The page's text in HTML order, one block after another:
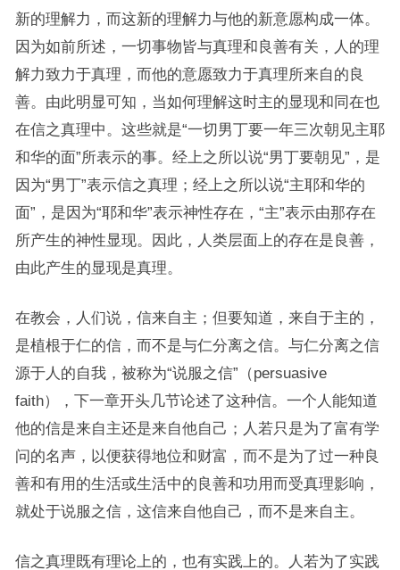
新的理解力，而这新的理解力与他的新意愿构成一体。
因为如前所述，一切事物皆与真理和良善有关，人的理
解力致力于真理，而他的意愿致力于真理所来自的良
善。由此明显可知，当如何理解这时主的显现和同在也
在信之真理中。这些就是“一切男丁要一年三次朝见主耶
和华的面”所表示的事。经上之所以说“男丁要朝见”，是
因为“男丁”表示信之真理；经上之所以说“主耶和华的
面”，是因为“耶和华”表示神性存在，“主”表示由那存在
所产生的神性显现。因此，人类层面上的存在是良善，
由此产生的显现是真理。
在教会，人们说，信来自主；但要知道，来自于主的，
是植根于仁的信，而不是与仁分离之信。与仁分离之信
源于人的自我，被称为“说服之信”（persuasive
faith），下一章开头几节论述了这种信。一个人能知道
他的信是来自主还是来自他自己；人若只是为了富有学
问的名声，以便获得地位和财富，而不是为了过一种良
善和有用的生活或生活中的良善和功用而受真理影响，
就处于说服之信，这信来自他自己，而不是来自主。
信之真理既有理论上的，也有实践上的。人若为了实践